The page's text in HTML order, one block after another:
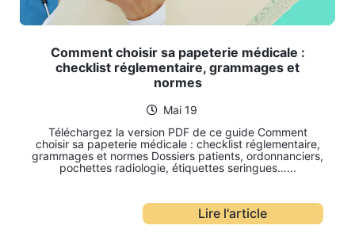
Comment choisir sa papeterie médicale :
checklist réglementaire, grammages et
normes
Mai 19
Téléchargez la version PDF de ce guide Comment
choisir sa papeterie médicale : checklist réglementaire,
grammages et normes Dossiers patients, ordonnanciers,
pochettes radiologie, étiquettes seringues…...
Lire l'article